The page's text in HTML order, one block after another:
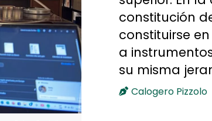
constitución
constituirse
a
su misma
Calogero Pizzolo